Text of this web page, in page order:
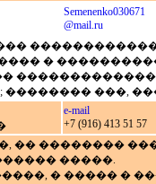
Semenenko030671
@mail.ru
������������
�
���,
e-mail
+7 (916) 413 51 57
��������
�����.
� ����� �